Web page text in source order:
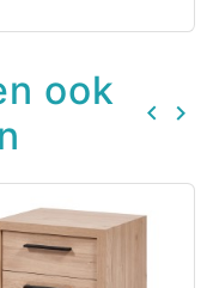
ook
keyboard_arrow_left keyboard_arrow_right